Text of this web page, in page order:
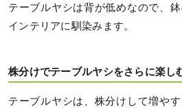
テーブルヤシは背が低めなので、
インテリアに馴染みます。
株分けでテーブルヤシをさらに楽し
テーブルヤシは、株分けして増や